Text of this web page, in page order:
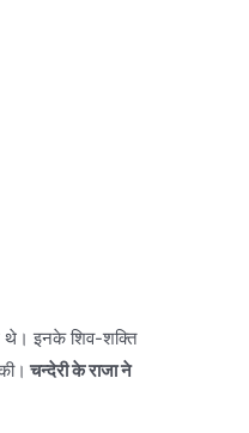
थे। इनके शिव-शक्ति
चन्देरी के राजा ने